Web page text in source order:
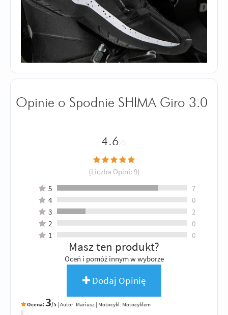
Opinie o Spodnie SHIMA Giro 3.0
4.6 /5
(Liczba Opini: 9)
5
7
4
0
3
2
2
0
1
0
Masz ten produkt?
Oceń i pomóż innym w wyborze
Dodaj Opinię
Ocena:3/5 | Autor: Mariusz | Motocykl: Motocyklem